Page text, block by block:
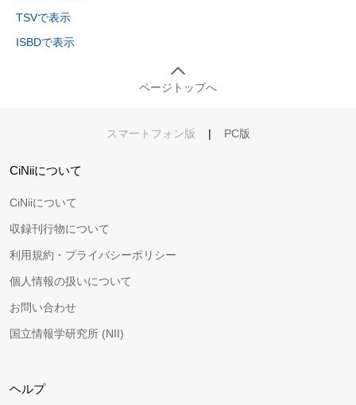
TSVで表示
ISBDで表示
ページトップへ
スマートフォン版 | PC版
CiNiiについて
CiNiiについて
収録刊行物について
利用規約・プライバシーポリシー
個人情報の扱いについて
お問い合わせ
国立情報学研究所 (NII)
ヘルプ